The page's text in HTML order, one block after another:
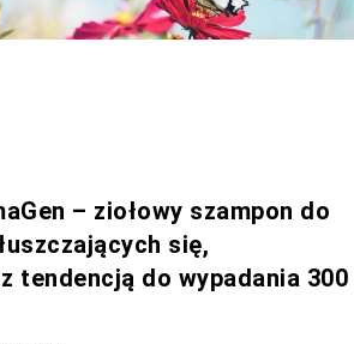
– ziołowy szampon do
się,
tendencją do wypadania 300